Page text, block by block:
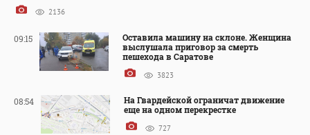
2136
09:15
Оставила машину на склоне. Женщина
выслушала приговор за смерть
пешехода в Саратове
3823
08:54
На Гвардейской ограничат движение
еще на одном перекрестке
727